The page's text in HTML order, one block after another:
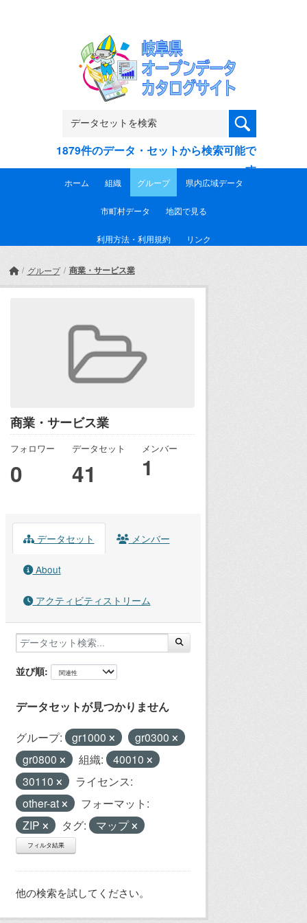
1879件のデータ・セットから検索可能で
す
ホーム 組織 グループ 県内広域データ
市町村データ 地図で見る
利用方法・利用規約 リンク
グループ 商業・サービス業
商業・サービス業
フォロワー
0
データセット
41
メンバー
1
データセット メンバー
About
アクティビティストリーム
並び順
データセットが見つかりません
グループ: gr1000
gr0300
gr0800
組織:
40010
30110
ライセンス:
other-at
フォーマット:
ZIP
タグ: マップ
フィルタ結果
他の検索を試してください。